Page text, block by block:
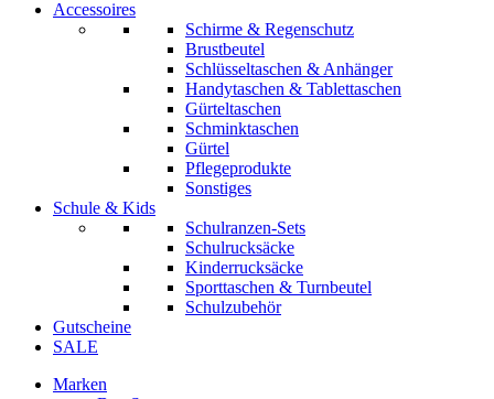
Accessoires
Schirme & Regenschutz
Brustbeutel
Schlüsseltaschen & Anhänger
Handytaschen & Tablettaschen
Gürteltaschen
Schminktaschen
Gürtel
Pflegeprodukte
Sonstiges
Schule & Kids
Schulranzen-Sets
Schulrucksäcke
Kinderrucksäcke
Sporttaschen & Turnbeutel
Schulzubehör
Gutscheine
SALE
Marken